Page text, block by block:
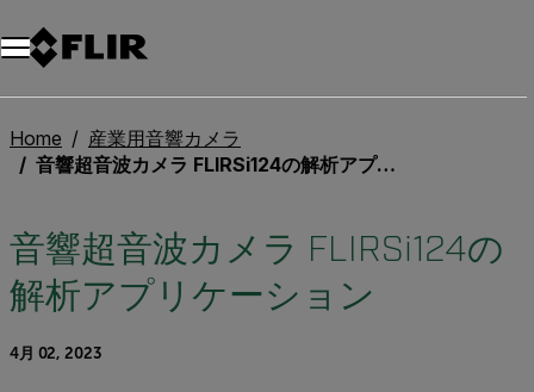
Home
産業用音響カメラ
音響超音波カメラ FLIRSi124の解析アプリケーション
音響超音波カメラ FLIRSi124の
解析アプリケーション
4月 02, 2023